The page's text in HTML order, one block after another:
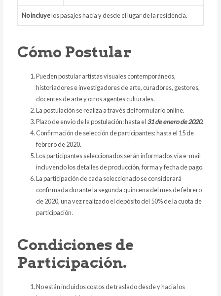
No incluyelos pasajes hacia y desde el lugar de la residencia.
Cómo Postular
Pueden postular artistas visuales contemporáneos,
historiadores e investigadores de arte, curadores, gestores,
docentes de arte y otros agentes culturales.
La postulación se realiza a través del formulario online.
Plazo de envío de la postulación: hasta el 31 de enero de 2020.
Confirmación de selección de participantes: hasta el 15 de
febrero de 2020.
Los participantes seleccionados serán informados via e-mail
incluyendo los detalles de producción, forma y fecha de pago.
La participación de cada seleccionado se considerará
confirmada durante la segunda quincena del mes de febrero
de 2020, una vez realizado el depósito del 50% de la cuota de
participación.
Condiciones de
Participación.
No están incluidos costos de traslado desde y hacia los